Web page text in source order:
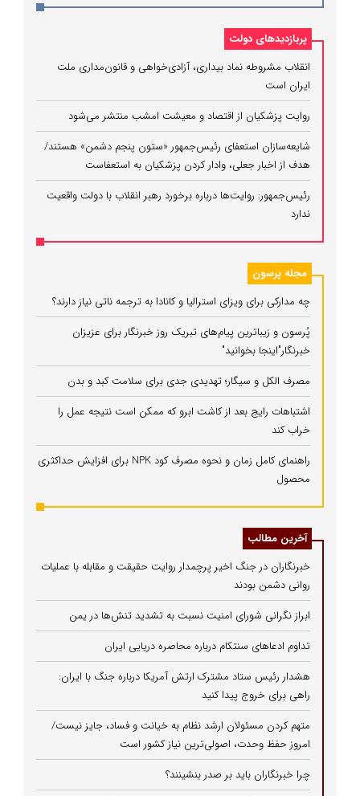
پربازدیدهای دولت
انقلاب مشروطه نماد بیداری، آزادی‌خواهی و قانون‌مداری ملت
ایران است
روایت پزشکیان از اقتصاد و معیشت امشب منتشر می‌شود
شایعه‌سازان استعفای رئیس‌جمهور «ستون پنجم دشمن» هستند/
هدف از اخبار جعلی، وادار کردن پزشکیان به استعفاست
رئیس‌جمهور: روایت‌ها درباره برخورد رهبر انقلاب با دولت واقعیت
ندارد
مجله پرسون
چه مدارکی برای ویزای استرالیا و کانادا به ترجمه ناتی نیاز دارند؟
پُرسون و زیباترین پیام‌های تبریک روز خبرنگار برای عزیزان
خبرنگار"اینجا بخوانید"
مصرف الکل و سیگار؛ تهدیدی جدی برای سلامت کبد و بدن
اشتباهات رایج بعد از کاشت ابرو که ممکن است نتیجه عمل را
خراب کند
راهنمای کامل زمان و نحوه مصرف کود NPK برای افزایش حداکثری
محصول
آخرین مطالب
خبرنگاران در جنگ اخیر پرچمدار روایت حقیقت و مقابله با عملیات
روانی دشمن بودند
ابراز نگرانی شورای امنیت نسبت به تشدید تنش‌ها در یمن
تداوم ادعاهای سنتکام درباره محاصره دریایی ایران
هشدار رئیس ستاد مشترک ارتش آمریکا درباره جنگ با ایران:
راهی برای خروج پیدا کنید
متهم کردن مسئولان ارشد نظام به خیانت و فساد، جایز نیست/
امروز حفظ وحدت، اصولی‌ترین نیاز کشور است
چرا خبرنگاران باید بر صدر بنشینند؟